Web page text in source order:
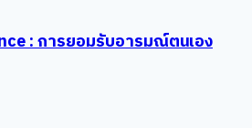
: การยอมรับอารมณ์ตนเอง